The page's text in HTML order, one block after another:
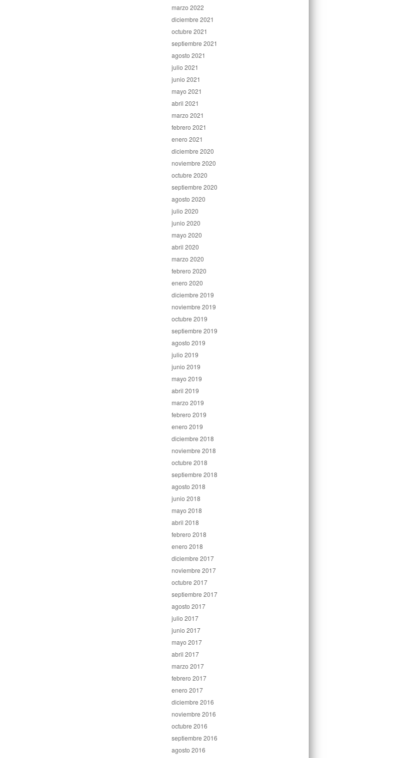
marzo 2022
diciembre 2021
octubre 2021
septiembre 2021
agosto 2021
julio 2021
junio 2021
mayo 2021
abril 2021
marzo 2021
febrero 2021
enero 2021
diciembre 2020
noviembre 2020
octubre 2020
septiembre 2020
agosto 2020
julio 2020
junio 2020
mayo 2020
abril 2020
marzo 2020
febrero 2020
enero 2020
diciembre 2019
noviembre 2019
octubre 2019
septiembre 2019
agosto 2019
julio 2019
junio 2019
mayo 2019
abril 2019
marzo 2019
febrero 2019
enero 2019
diciembre 2018
noviembre 2018
octubre 2018
septiembre 2018
agosto 2018
junio 2018
mayo 2018
abril 2018
febrero 2018
enero 2018
diciembre 2017
noviembre 2017
octubre 2017
septiembre 2017
agosto 2017
julio 2017
junio 2017
mayo 2017
abril 2017
marzo 2017
febrero 2017
enero 2017
diciembre 2016
noviembre 2016
octubre 2016
septiembre 2016
agosto 2016